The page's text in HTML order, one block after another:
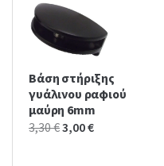
Βάση στήριξης
γυάλινου ραφιού
μαύρη 6mm
3,30€Original
3,00€Current